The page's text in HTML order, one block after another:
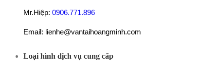
Mr.Hiệp: 0906.771.896
Email: lienhe@vantaihoangminh.com
Loại hình dịch vụ cung cấp